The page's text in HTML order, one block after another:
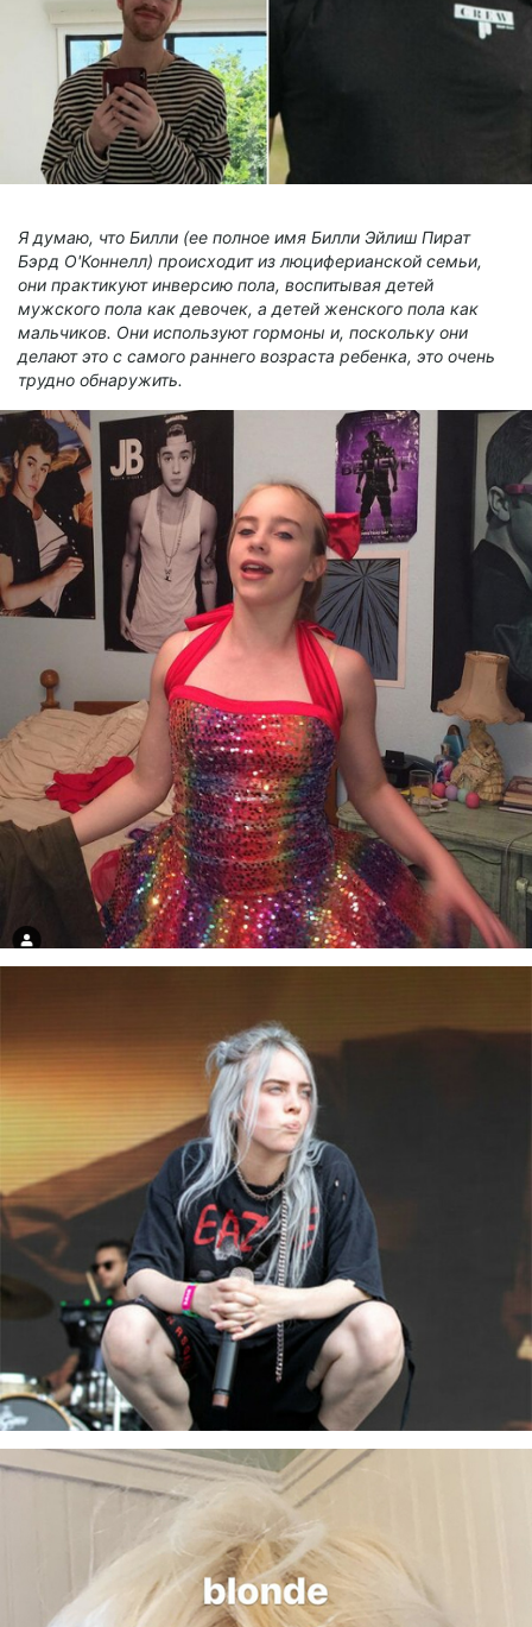
Я думаю, что Билли (ее полное имя Билли Эйлиш Пират
Бэрд О'Коннелл) происходит из люциферианской семьи,
они практикуют инверсию пола, воспитывая детей
мужского пола как девочек, а детей женского пола как
мальчиков. Они используют гормоны и, поскольку они
делают это с самого раннего возраста ребенка, это очень
трудно обнаружить.